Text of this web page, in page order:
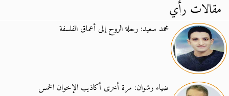
مقالات رأي
محمد سعيد: رحلة الروح إلى أعماق الفلسفة
ضياء رشوان: مرة أخرى أكاذيب الإخوان الخمس